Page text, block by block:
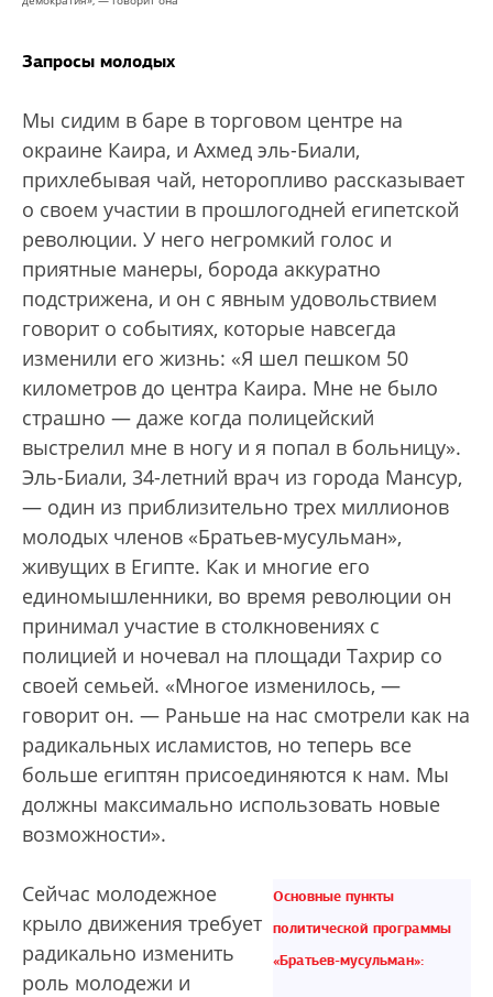
Запросы молодых
Мы сидим в баре в торговом центре на
окраине Каира, и Ахмед эль-Биали,
прихлебывая чай, неторопливо рассказывает
о своем участии в прошлогодней египетской
революции. У него негромкий голос и
приятные манеры, борода аккуратно
подстрижена, и он с явным удовольствием
говорит о событиях, которые навсегда
изменили его жизнь: «Я шел пешком 50
километров до центра Каира. Мне не было
страшно — даже когда полицейский
выстрелил мне в ногу и я попал в больницу».
Эль-Биали, 34-летний врач из города Мансур,
— один из приблизительно трех миллионов
молодых членов «Братьев-мусульман»,
живущих в Египте. Как и многие его
единомышленники, во время революции он
принимал участие в столкновениях с
полицией и ночевал на площади Тахрир со
своей семьей. «Многое изменилось, —
говорит он. — Раньше на нас смотрели как на
радикальных исламистов, но теперь все
больше египтян присоединяются к нам. Мы
должны максимально использовать новые
возможности».
Основные пункты
политической программы
«Братьев-мусульман»:
Сейчас молодежное
крыло движения требует
радикально изменить
роль молодежи и